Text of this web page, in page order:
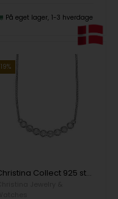
På eget lager 1-3 hverdage
19%
Christina Collect 925 sterling sølv Simplicity Række af 8 flotte store hvide topaz, model 680-S36